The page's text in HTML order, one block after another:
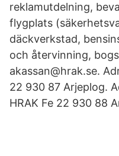
reklamutdelning,
flygplats
däckverkstad,
och återvinning,
akassan@hrak.se.
22 930 87 Arjeplog.
HRAK Fe 22 930 88